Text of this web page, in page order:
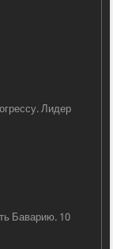
Лидер
Баварию. 10